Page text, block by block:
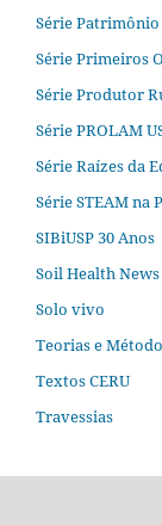
Série
Série Primeiros
Série Produtor
Série PROLAM
Série Raízes da
Série STEAM na
SIBiUSP 30 Anos
Soil Health News
Solo vivo
Teorias e
Textos CERU
Travessias